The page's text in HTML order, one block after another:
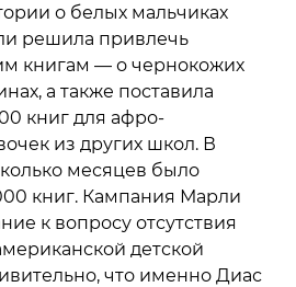
о белых мальчиках
решила привлечь
книгам — о чернокожих
а также поставила
книг для афро-
из других школ. В
месяцев было
книг. Кампания Марли
к вопросу отсутствия
детской
что именно Диас